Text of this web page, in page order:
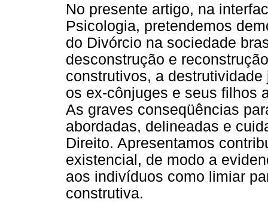
No presente artigo, na
Psicologia, pretendemos
do Divórcio na sociedade
desconstrução e
construtivos, a
os ex-cônjuges e seus filhos
As graves conseqüências
abordadas, delineadas e
Direito. Apresentamos
existencial, de modo a
aos indivíduos como limiar
construtiva.